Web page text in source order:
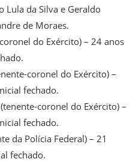
Lula da Silva e Geraldo
de Moraes.
do Exército) – 24 anos
coronel do Exército) –
fechado.
coronel do Exército) –
fechado.
da Polícia Federal) – 21
fechado.